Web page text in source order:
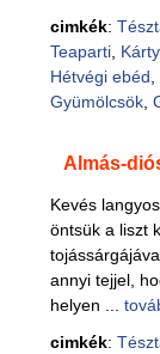
cimkék:
Teaparti,
Hétvégi ebéd
Gyümölcsök,
Almás-
Kevés
öntsük a liszt
annyi tejjel,
helyen ...
cimkék: